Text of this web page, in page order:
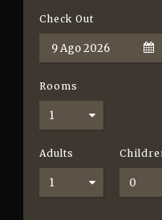
Check Out
Rooms
Adults